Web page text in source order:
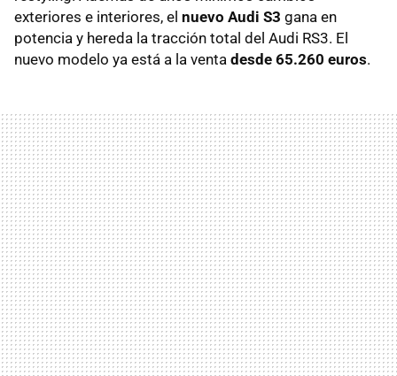
exteriores e interiores, el nuevo Audi S3 gana en
potencia y hereda la tracción total del Audi RS3. El
nuevo modelo ya está a la venta desde 65.260 euros.